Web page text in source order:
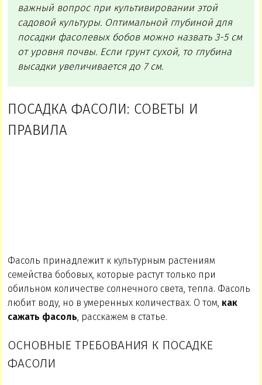
важный вопрос при культивировании этой
садовой культуры. Оптимальной глубиной для
посадки фасолевых бобов можно назвать 3-5 см
от уровня почвы. Если грунт сухой, то глубина
высадки увеличивается до 7 см.
ПОСАДКА ФАСОЛИ: СОВЕТЫ И
ПРАВИЛА
Фасоль принадлежит к культурным растениям
семейства бобовых, которые растут только при
обильном количестве солнечного света, тепла. Фасоль
любит воду, но в умеренных количествах. О том, как
сажать фасоль, расскажем в статье.
ОСНОВНЫЕ ТРЕБОВАНИЯ К ПОСАДКЕ
ФАСОЛИ